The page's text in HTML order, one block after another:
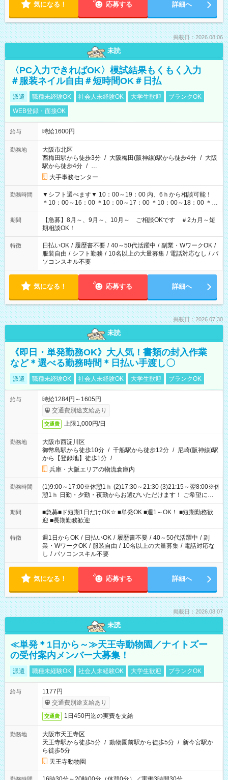
気になる！ 応募する 詳細へ
掲載日：2026.08.06
未読
〈PC入力できればOK〉模試結果もくもく入力
＃服装ネイル自由＃短時間OK＃日払
派遣 職種未経験OK 社会人未経験OK 大学生歓迎
ブランクOK
WEB登録・面接OK
給与 時給1600円
勤務地
大阪市北区
西梅田駅から徒歩3分 / 大阪梅田(阪神線)駅から徒歩4分 / 大阪
駅から徒歩4分 / …
大手事務センター
勤務時間
▼シフト選べます▼ 10：00～19：00 内、6ｈから相談可能！
＊10：00～16：00 ＊10：00～17：00 ＊10：00～18：00 ＊
11：00～19：00 ＊12：00～19：00 ＊13：00～19：00
期間
【急募】8月～、9月～、10月～ ご相談OKです ＃2カ月～短
期相談OK！
特徴 日払いOK / 履歴書不要 / 40～50代活躍中 / 副業・WワークOK /
服装自由 / シフト勤務 / 10名以上の大量募集 / 電話対応なし / パ
ソコンスキル不要
気になる！ 応募する 詳細へ
掲載日：2026.07.30
未読
《即日・単発勤務OK》大人気！書類の封入作業
など＊選べる勤務時間＊日払い手渡し〇
派遣 職種未経験OK 社会人未経験OK 大学生歓迎 ブランクOK
給与
時給1284円～1605円
交通費別途支給あり
交通費 上限1,000円/日
勤務地
大阪市西淀川区
御幣島駅から徒歩10分 / 千船駅から徒歩12分 / 尼崎(阪神線)駅
から【登録地】徒歩1分 / …
兵庫・大阪エリアの物流倉庫内
勤務時間
(1)9:00～17:00※休憩1ｈ (2)17:30～21:30 (3)21:15～翌8:00※休
憩1ｈ 日勤・夕勤・夜勤からお選びいただけます！ ご希望に合
わせて働けるお仕事です(*^^*) 【その他選べる勤務時間】 8-17
時/9-17時/9-18時/10-18時/11-21時/18-22時/20-翌4時/21-翌5
時/22-翌6時/0-翌8時 ご自身のご都合で選んで頂ける完全自由シ
フト！
期間
■急募■ド短期1日だけOK☆ ■単発OK ■週1～OK！ ■短期勤務歓
迎 ■長期勤務歓迎
特徴 週1日からOK / 日払いOK / 履歴書不要 / 40～50代活躍中 / 副
業・WワークOK / 服装自由 / 10名以上の大量募集 / 電話対応な
し / パソコンスキル不要
気になる！ 応募する 詳細へ
掲載日：2026.08.07
未読
≪単発＊1日から～≫天王寺動物園／ナイトズー
の受付案内メンバー大募集！
派遣 職種未経験OK 社会人未経験OK 大学生歓迎 ブランクOK
給与
1177円
交通費別途支給あり
交通費 1日450円迄の実費を支給
勤務地
大阪市天王寺区
天王寺駅から徒歩5分 / 動物園前駅から徒歩5分 / 新今宮駅か
ら徒歩5分
天王寺動物園